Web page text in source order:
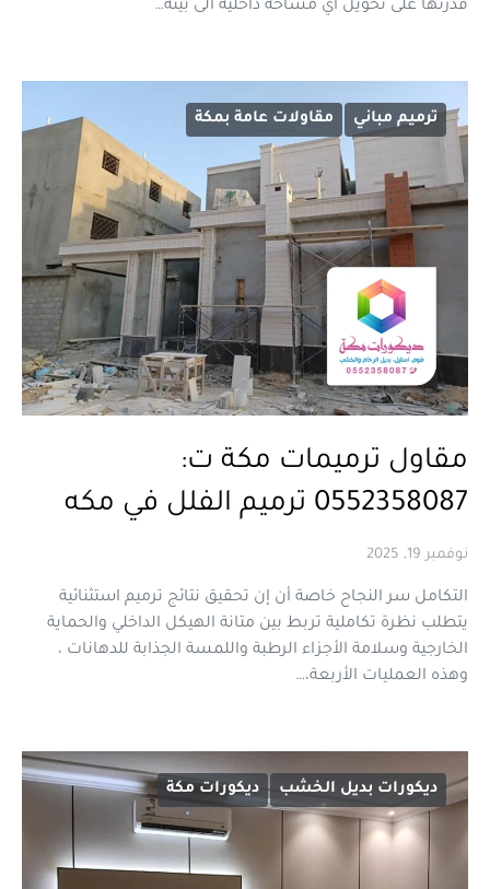
قدرتها على تحويل أي مساحة داخلية الى بيئة…
ترميم مباني مقاولات عامة بمكة
مقاول ترميمات مكة ت:
0552358087 ترميم الفلل في مكه
نوفمبر 19, 2025
التكامل سر النجاح خاصة أن إن تحقيق نتائج ترميم استثنائية
يتطلب نظرة تكاملية تربط بين متانة الهيكل الداخلي والحماية
الخارجية وسلامة الأجزاء الرطبة واللمسة الجذابة للدهانات ،
وهذه العمليات الأربعة،…
ديكورات بديل الخشب ديكورات مكة